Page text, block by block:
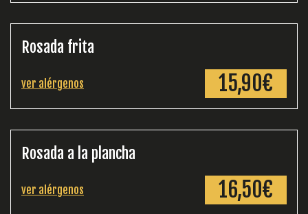
Rosada frita
ver alérgenos 15,90€
Rosada a la plancha
ver alérgenos 16,50€